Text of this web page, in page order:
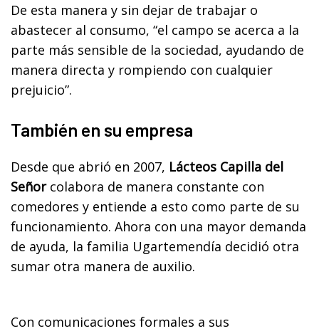
De esta manera y sin dejar de trabajar o
abastecer al consumo, “el campo se acerca a la
parte más sensible de la sociedad, ayudando de
manera directa y rompiendo con cualquier
prejuicio”.
También en su empresa
Desde que abrió en 2007, Lácteos Capilla del
Señorcolabora de manera constante con
comedores y entiende a esto como parte de su
funcionamiento. Ahora con una mayor demanda
de ayuda, la familia Ugartemendía decidió otra
sumar otra manera de auxilio.
Con comunicaciones formales a sus